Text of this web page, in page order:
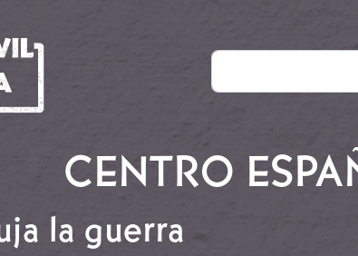
Search
CENTRO
la guerra